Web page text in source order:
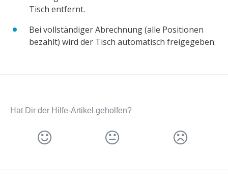
Tisch entfernt.
Bei vollständiger Abrechnung (alle Positionen
bezahlt) wird der Tisch automatisch freigegeben.
Hat Dir der Hilfe-Artikel geholfen?